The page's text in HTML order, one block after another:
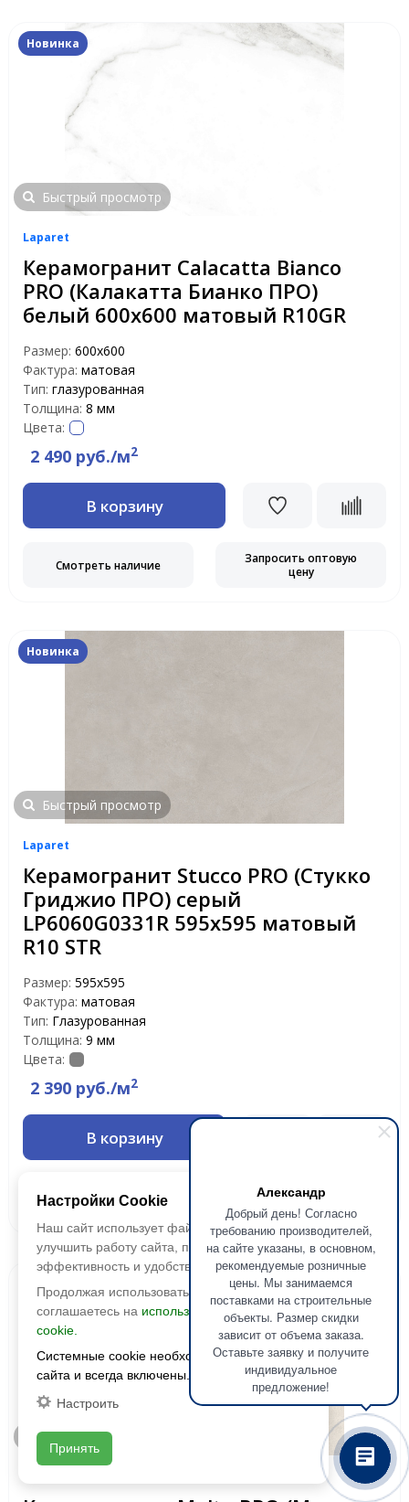
Александр
Добрый день! Согласно
требованию производителей,
на сайте указаны, в основном,
рекомендуемые розничные
цены. Мы занимаемся
поставками на строительные
объекты. Размер скидки
зависит от объема заказа.
Оставьте заявку и получите
индивидуальное
предложение!
Новинка
Быстрый просмотр
Laparet
Керамогранит Calacatta Bianco
PRO (Калакатта Бианко ПРО)
белый 600x600 матовый R10GR
Размер: 600x600
Фактура: матовая
Тип: глазурованная
Толщина: 8 мм
Цвета:
2 490 руб./м2
В корзину
Смотреть наличие
Запросить оптовую
цену
Новинка
Быстрый просмотр
Laparet
Керамогранит Stucco PRO (Стукко
Гриджио ПРО) серый
LP6060G0331R 595х595 матовый
R10 STR
Размер: 595x595
Фактура: матовая
Тип: Глазурованная
Толщина: 9 мм
Цвета:
2 390 руб./м2
В корзину
Смотреть наличие
Запросить оптовую
цену
Быстрый просмотр
Настройки Cookie
Наш сайт использует файлы cookie, чтобы
улучшить работу сайта, повысить его
эффективность и удобство.
Продолжая использовать сайт, вы
соглашаетесь на использование файлов
cookie.
Системные cookie необходимы для работы
сайта и всегда включены.
Настроить
Принять